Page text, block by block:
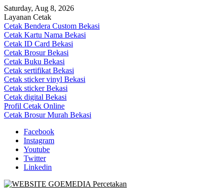
Skip
to
content
Saturday, Aug 8, 2026
Layanan Cetak
Cetak Bendera Custom Bekasi
Cetak Kartu Nama Bekasi
Cetak ID Card Bekasi
Cetak Brosur Bekasi
Cetak Buku Bekasi
Cetak sertifikat Bekasi
Cetak sticker vinyl Bekasi
Cetak sticker Bekasi
Cetak digital Bekasi
Profil Cetak Online
Cetak Brosur Murah Bekasi
Facebook
Instagram
Youtube
Twitter
Linkedin